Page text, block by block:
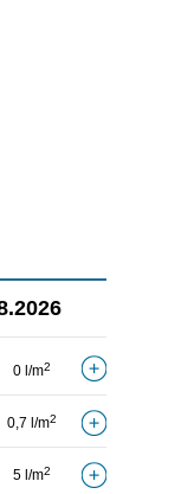
0 l/m2
0,7 l/m2
5 l/m2